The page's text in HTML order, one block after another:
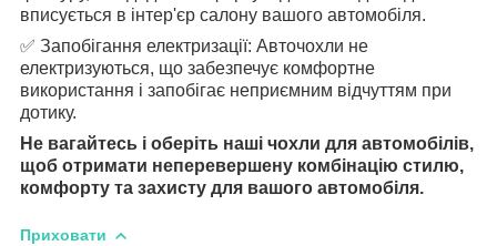
вписується в інтер'єр салону вашого автомобіля.
✅ Запобігання електризації: Авточохли не
електризуються, що забезпечує комфортне
використання і запобігає неприємним відчуттям при
дотику.
Не вагайтесь і оберіть наші чохли для автомобілів,
щоб отримати неперевершену комбінацію стилю,
комфорту та захисту для вашого автомобіля.
Приховати